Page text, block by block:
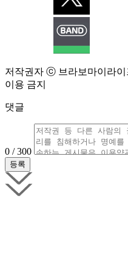
저작권자 ⓒ 브라보마이라
이용 금지
댓글
0 / 300